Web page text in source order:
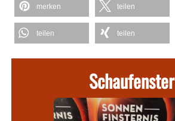
merken teilen
teilen teilen
Schaufenster